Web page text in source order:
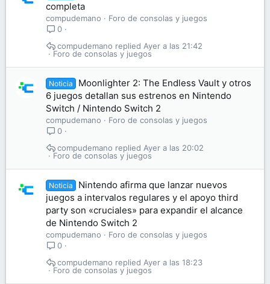
completa
compudemano
Foro de consolas y juegos
0
Foro de consolas y juegos
Ayer a las 21:42
compudemano
Noticia
Moonlighter 2: The Endless Vault y otros
6 juegos detallan sus estrenos en Nintendo
Switch / Nintendo Switch 2
compudemano
Foro de consolas y juegos
0
Foro de consolas y juegos
Ayer a las 20:02
compudemano
Noticia
Nintendo afirma que lanzar nuevos
juegos a intervalos regulares y el apoyo third
party son «cruciales» para expandir el alcance
de Nintendo Switch 2
compudemano
Foro de consolas y juegos
0
Foro de consolas y juegos
Ayer a las 18:23
compudemano